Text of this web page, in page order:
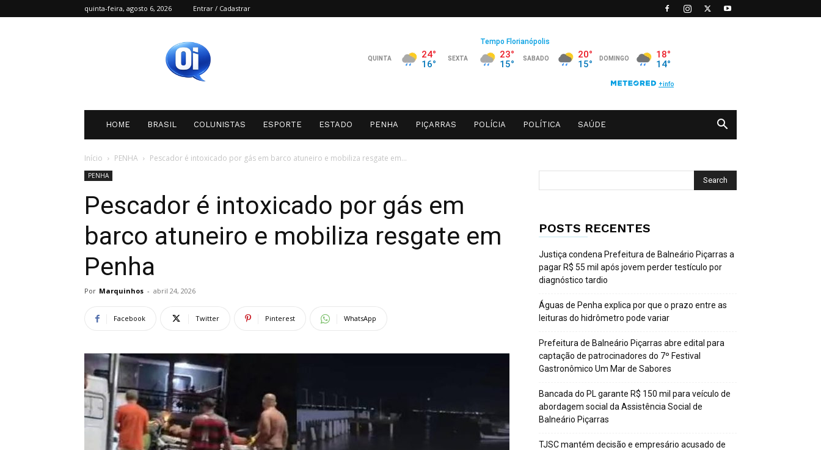
quinta-feira, agosto 6, 2026 Entrar / Cadastrar
HOME BRASIL COLUNISTAS ESPORTE ESTADO PENHA PIÇARRAS POLÍCIA POLÍTICA SAÚDE
Início PENHA Pescador é intoxicado por gás em barco atuneiro e mobiliza resgate em...
PENHA
Pescador é intoxicado por gás em
barco atuneiro e mobiliza resgate em
Penha
Por Marquinhos - abril 24, 2026
Facebook Twitter Pinterest WhatsApp
POSTS RECENTES
Justiça condena Prefeitura de Balneário Piçarras a
pagar R$ 55 mil após jovem perder testículo por
diagnóstico tardio
Águas de Penha explica por que o prazo entre as
leituras do hidrômetro pode variar
Prefeitura de Balneário Piçarras abre edital para
captação de patrocinadores do 7º Festival
Gastronômico Um Mar de Sabores
Bancada do PL garante R$ 150 mil para veículo de
abordagem social da Assistência Social de
Balneário Piçarras
TJSC mantém decisão e empresário acusado de